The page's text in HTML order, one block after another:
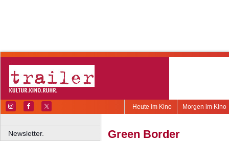
Morgen im Kino
Heute im Kino
Newsletter.
Green Border